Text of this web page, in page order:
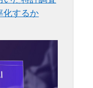
化するか